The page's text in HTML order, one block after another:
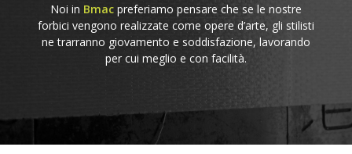
Noi in Bmac preferiamo pensare che se le nostre
forbici vengono realizzate come opere d’arte, gli stilisti
ne trarranno giovamento e soddisfazione, lavorando
per cui meglio e con facilità.